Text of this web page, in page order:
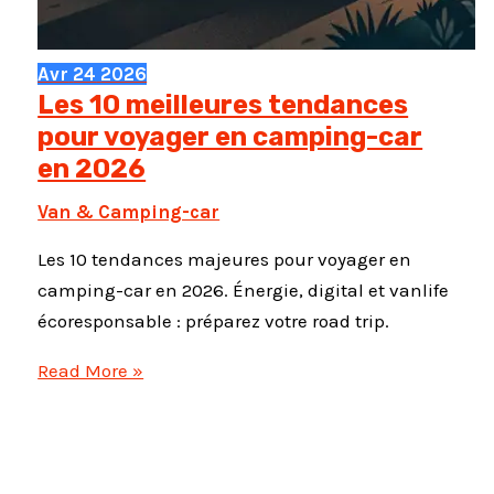
Avr 24 2026
Les 10 meilleures tendances
pour voyager en camping-car
en 2026
Van & Camping-car
Les 10 tendances majeures pour voyager en
camping-car en 2026. Énergie, digital et vanlife
écoresponsable : préparez votre road trip.
Les
Read More »